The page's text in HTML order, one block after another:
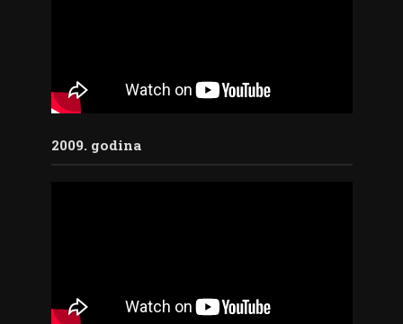
2009. godina